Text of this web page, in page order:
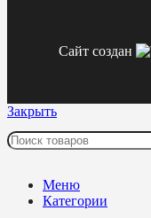
Сайт создан
Закрыть
Меню
Категории